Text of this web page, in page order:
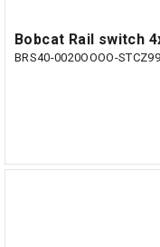
Bobcat Rail switch
BRS40-0020OOOO-